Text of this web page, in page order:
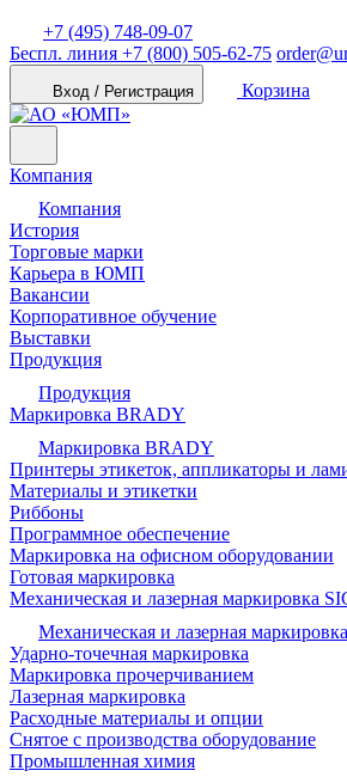
+7 (495) 748-09-07
Беспл. линия +7 (800) 505-62-75
Вход / Регистрация Корзина
Компания
Компания
История
Торговые марки
Карьера в ЮМП
Вакансии
Корпоративное обучение
Выставки
Продукция
Продукция
Маркировка BRADY
Маркировка BRADY
Принтеры этикеток, аппликаторы и
Материалы и этикетки
Риббоны
Программное обеспечение
Маркировка на офисном оборудовании
Готовая маркировка
Механическая и лазерная маркировка
Механическая и лазерная
Ударно-точечная маркировка
Маркировка прочерчиванием
Лазерная маркировка
Расходные материалы и опции
Снятое с производства оборудование
Промышленная химия